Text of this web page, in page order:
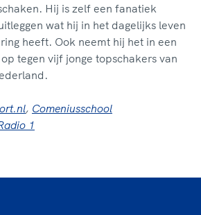
Hij is zelf een fanatiek
wat hij in het dagelijks leven
heeft. Ook neemt hij het in een
tegen vijf jonge topschakers van
, Comeniusschool
1